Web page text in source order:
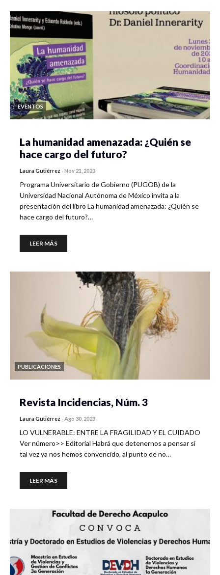
EVENTOS
La humanidad amenazada: ¿Quién se
hace cargo del futuro?
Laura Gutiérrez -Nov 21, 2023
Programa Universitario de Gobierno (PUGOB) de la
Universidad Nacional Autónoma de México invita a la
presentación del libro La humanidad amenazada: ¿Quién se
hace cargo del futuro?…
LEER MÁS
PUBLICACIONES
Revista Incidencias, Núm. 3
Laura Gutiérrez -Ago 30, 2023
LO VULNERABLE: ENTRE LA FRAGILIDAD Y EL CUIDADO
Ver número>> Editorial Habrá que detenernos a pensar si
tal vez ya nos hemos convencido, al punto de no…
LEER MÁS